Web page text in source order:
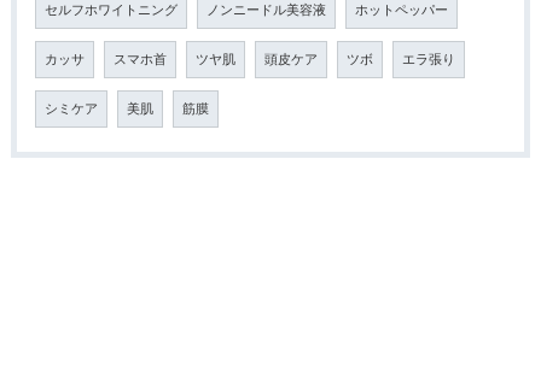
セルフホワイトニング ノンニードル美容液 ホットペッパー
カッサ スマホ首 ツヤ肌 頭皮ケア ツボ エラ張り
シミケア 美肌 筋膜